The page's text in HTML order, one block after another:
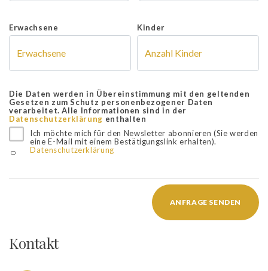
Erwachsene Kinder
Die Daten werden in Übereinstimmung mit den geltenden
Gesetzen zum Schutz personenbezogener Daten
verarbeitet. Alle Informationen sind in der
Datenschutzerklärung enthalten
Ich möchte mich für den Newsletter abonnieren (Sie werden
eine E-Mail mit einem Bestätigungslink erhalten).
Datenschutzerklärung
ANFRAGE SENDEN
Kontakt